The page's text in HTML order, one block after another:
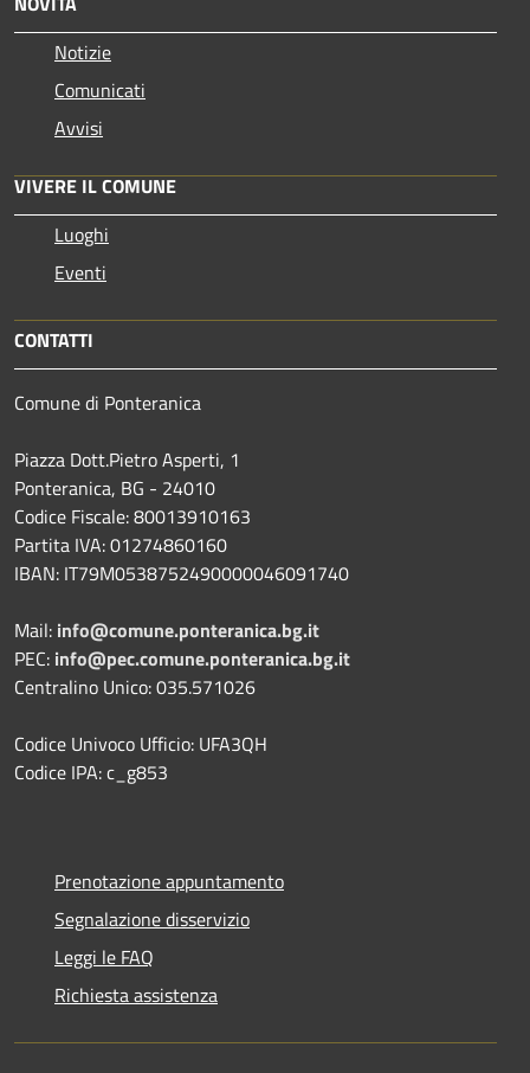
Notizie
Comunicati
Avvisi
VIVERE IL COMUNE
Luoghi
Eventi
CONTATTI
Comune di Ponteranica
Piazza Dott.Pietro Asperti, 1
Ponteranica, BG - 24010
Codice Fiscale: 80013910163
Partita IVA: 01274860160
IBAN: IT79M0538752490000046091740
Mail: info@comune.ponteranica.bg.it
PEC: info@pec.comune.ponteranica.bg.it
Centralino Unico: 035.571026
Codice Univoco Ufficio: UFA3QH
Codice IPA: c_g853
Prenotazione appuntamento
Segnalazione disservizio
Leggi le FAQ
Richiesta assistenza